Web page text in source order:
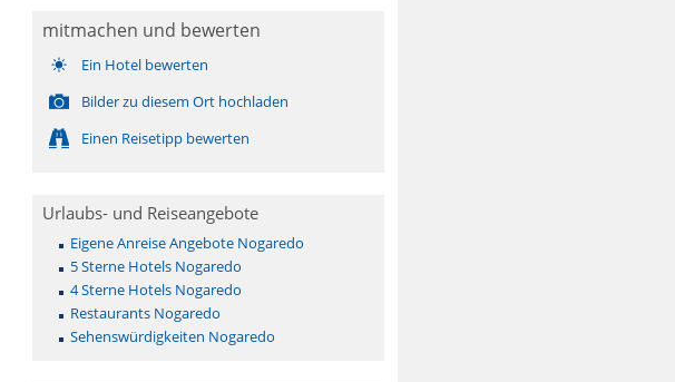
mitmachen und bewerten
Ein Hotel bewerten
Bilder zu diesem Ort hochladen
Einen Reisetipp bewerten
Urlaubs- und Reiseangebote
Eigene Anreise Angebote Nogaredo
5 Sterne Hotels Nogaredo
4 Sterne Hotels Nogaredo
Restaurants Nogaredo
Sehenswürdigkeiten Nogaredo